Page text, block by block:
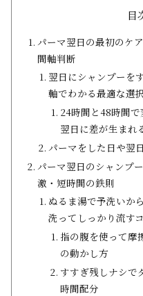
目
パーマ翌日の最初のケ
間軸判断
翌日にシャンプーを
軸でわかる最適な選択
24時間と48時間
翌日に差が生まれ
パーマをした日や翌
パーマ翌日のシャンプ
激・短時間の鉄則
ぬるま湯で予洗いか
洗ってしっかり流す
指の腹を使って摩
の動かし方
すすぎ残しナシで
時間配分